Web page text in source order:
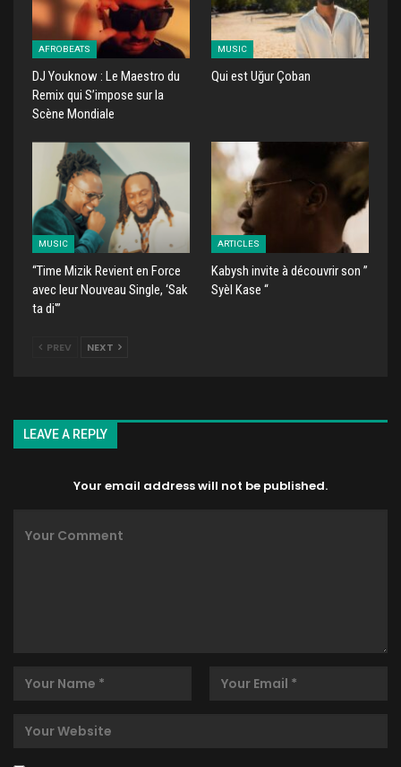
AFROBEATS
DJ Youknow : Le Maestro du
Remix qui S’impose sur la
Scène Mondiale
MUSIC
Qui est Uğur Çoban
MUSIC
“Time Mizik Revient en Force
avec leur Nouveau Single, ‘Sak
ta di'”
ARTICLES
Kabysh invite à découvrir son ”
Syèl Kase “
PREV NEXT
LEAVE A REPLY
Your email address will not be published.